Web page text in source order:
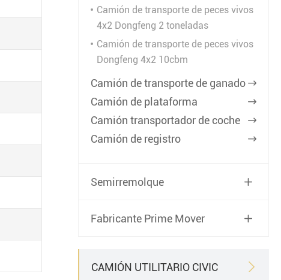
Camión de transporte de peces vivos
4x2 Dongfeng 2 toneladas
Camión de transporte de peces vivos
Dongfeng 4x2 10cbm
Camión de transporte de ganado 
Camión de plataforma 
Camión transportador de coche 
Camión de registro 
Semirremolque 
Fabricante Prime Mover 
CAMIÓN UTILITARIO CIVIC 